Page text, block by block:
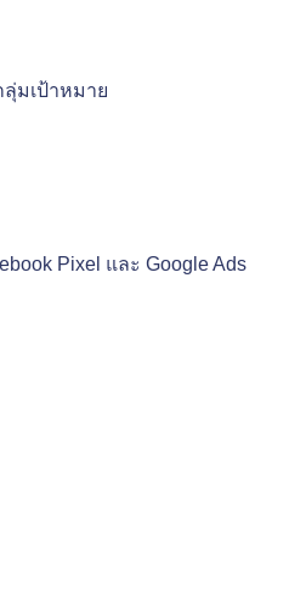
มเป้าหมาย
Pixel และ Google Ads